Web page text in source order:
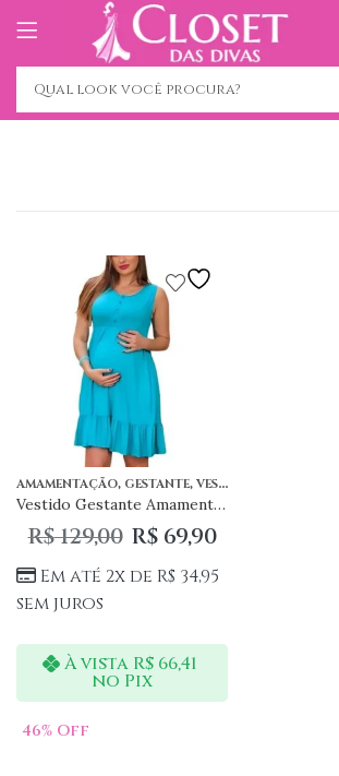
AMAMENTAÇÃO, GESTANTE, VESTIDO AMAMENTAÇÃO
Vestido Gestante Amamentação com Botões Sem Manga
R$129,00 R$69,90
Em até 2x de R$ 34,95
sem juros
À vista R$ 66,41
no Pix
46% Off